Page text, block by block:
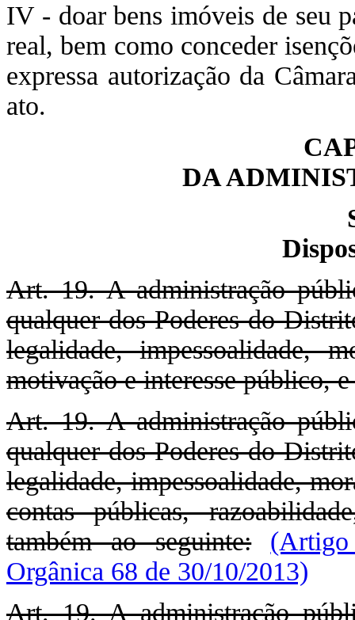
IV - doar bens imóveis de seu
real, bem como conceder
expressa autorização da
ato.
DA
Art. 19. A administração
qualquer dos Poderes do
legalidade, impessoalidade,
motivação e interesse público,
Art. 19. A administração
qualquer dos Poderes do
legalidade, impessoalidade,
contas públicas,
também ao seguinte:
Orgânica 68 de 30/10/2013)
Art. 19. A administração